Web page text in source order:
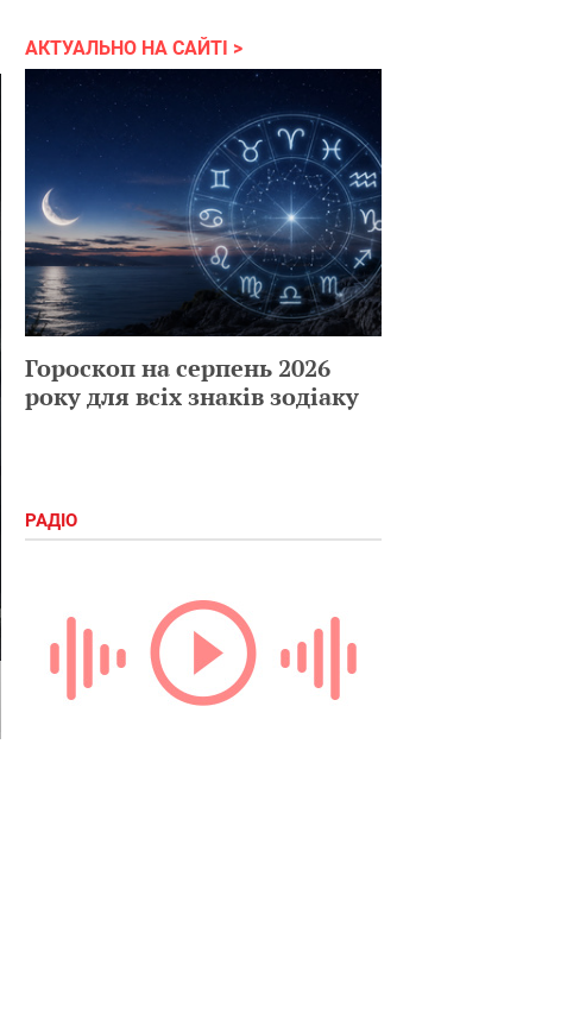
АКТУАЛЬНО НА САЙТІ
Гороскоп на серпень 2026
року для всіх знаків зодіаку
РАДІО